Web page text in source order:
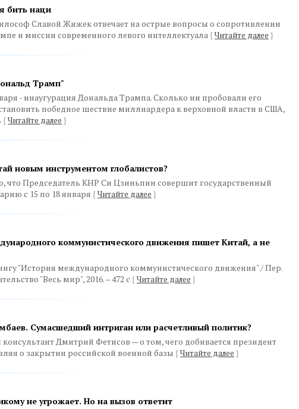
бить наци
Славой Жижек отвечает на острые вопросы о сопротивлении
и миссии современного левого интеллектуала { Читайте далее }
Трамп"
- инаугурация Дональда Трампа. Сколько ни пробовали его
победное шествие миллиардера к верховной власти в США,
{ Читайте далее }
новым инструментом глобалистов?
что Председатель КНР Си Цзиньпин совершит государственный
с 15 по 18 января { Читайте далее }
коммунистического движения пишет Китай, а не
"История международного коммунистического движения" / Пер.
"Весь мир", 2016. – 472 с { Читайте далее }
Сумасшедший интриган или расчетливый политик?
Дмитрий Фетисов — о том, чего добивается президент
о закрытии российской военной базы { Читайте далее }
не угрожает. Но на вызов ответит